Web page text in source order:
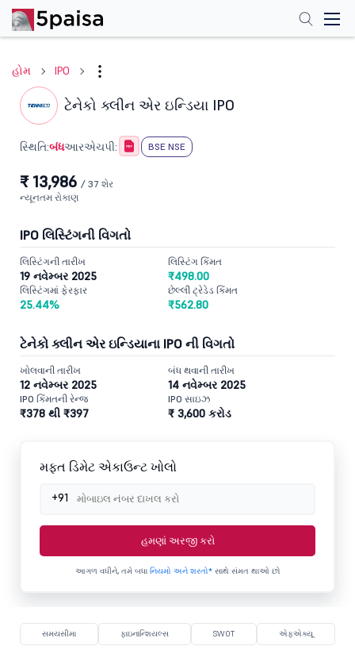
હોમ IPO
ટેનેકો ક્લીન એર ઇન્ડિયા IPO
સ્થિતિ:બંધઆરએચપી: BSE NSE
₹ 13,986 / 37 શેર
ન્યૂનતમ રોકાણ
IPO લિસ્ટિંગની વિગતો
લિસ્ટિંગની તારીખ
19 નવેમ્બર 2025
લિસ્ટિંગ કિંમત
₹498.00
લિસ્ટિંગમાં ફેરફાર
25.44%
છેલ્લી ટ્રેડેડ કિંમત
₹562.80
ટેનેકો ક્લીન એર ઇન્ડિયાના IPO ની વિગતો
ખોલવાની તારીખ
12 નવેમ્બર 2025
બંધ થવાની તારીખ
14 નવેમ્બર 2025
IPO કિંમતની રેન્જ
₹378 થી ₹397
IPO સાઇઝ
₹ 3,600 કરોડ
મફત ડિમેટ એકાઉન્ટ ખોલો
+91
હમણાં અરજી કરો
આગળ વધીને, તમે બધા નિયમો અને શરતો*સાથે સંમત થાઓ છો
સમયસીમા ફાઇનાન્શિયલ્સ SWOT એફએક્યૂ